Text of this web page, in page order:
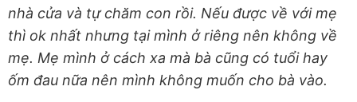
nhà cửa và tự chăm con rồi. Nếu được về với mẹ
thì ok nhất nhưng tại mình ở riêng nên không về
mẹ. Mẹ mình ở cách xa mà bà cũng có tuổi hay
ốm đau nữa nên mình không muốn cho bà vào.